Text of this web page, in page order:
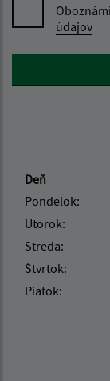
údajov
Google reCaptcha
Deň
Pondelok:
Utorok:
Streda:
Štvrtok:
Piatok: